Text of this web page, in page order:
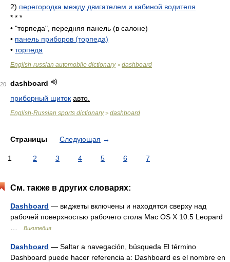
2) перегородка между двигателем и кабиной водителя
* * *
• "торпеда", передняя панель (в салоне)
• панель приборов (торпеда)
• торпеда
English-russian automobile dictionary> dashboard
20
dashboard
приборный щиток авто.
English-Russian sports dictionary> dashboard
Страницы Следующая →
1 2 3 4 5 6 7
См. также в других словарях:
Dashboard — виджеты включены и находятся сверху над
рабочей поверхностью рабочего стола Mac OS X 10.5 Leopard
Википедия
Dashboard — Saltar a navegación, búsqueda El término
Dashboard puede hacer referencia a: Dashboard es el nombre en